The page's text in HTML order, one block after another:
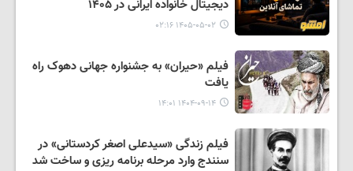
دیجیتال خانواده ایرانی در ۱۴۰۵
۱۴۰۵-۰۵-۰۲ ۰۲:۱۶
فیلم «حیران» به جشنواره جهانی دهوک راه
یافت
۱۴۰۴-۰۹-۱۴ ۱۴:۰۱
فیلم زندگی «سیدعلی اصغر کردستانی» در
سنندج وارد مرحله برنامه ریزی و ساخت شد